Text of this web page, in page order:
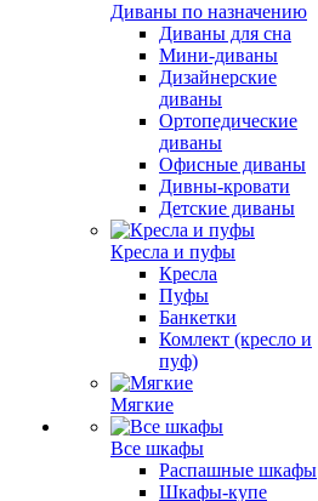
Диваны по назначению
Диваны для сна
Мини-диваны
Дизайнерские
диваны
Ортопедические
диваны
Офисные диваны
Дивны-кровати
Детские диваны
Кресла и пуфы
Кресла
Пуфы
Банкетки
Комлект (кресло и
пуф)
Мягкие
Все шкафы
Распашные шкафы
Шкафы-купе